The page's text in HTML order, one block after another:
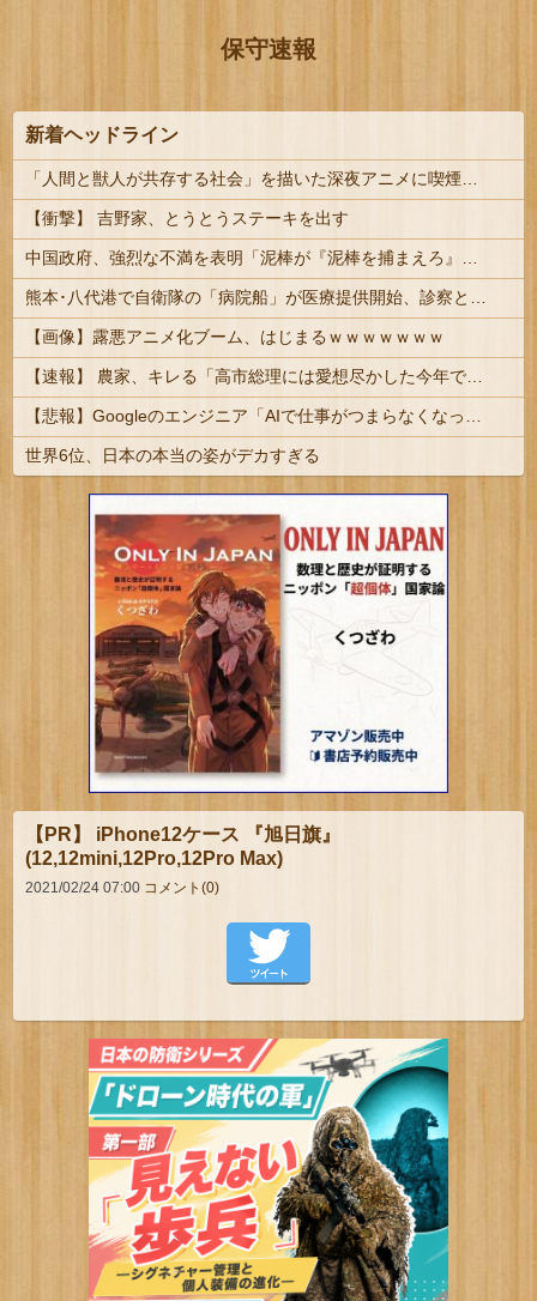
保守速報
新着ヘッドライン
【衝撃】 吉野家、とうとうステーキを出す
【画像】露悪アニメ化ブーム、はじまるｗｗｗｗｗｗｗ
世界6位、日本の本当の姿がデカすぎる
【PR】 iPhone12ケース 『旭日旗』
(12,12mini,12Pro,12Pro Max)
2021/02/24 07:00 コメント(0)